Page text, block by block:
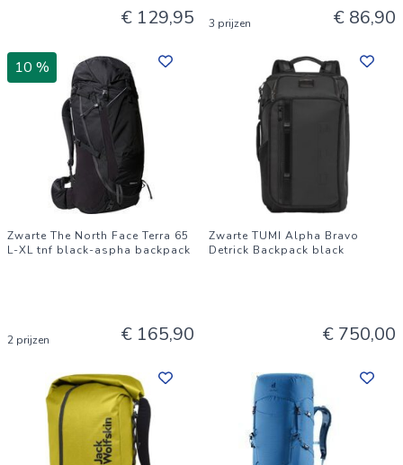
€ 129,95 3 prijzen € 86,90
10 %
Zwarte The North Face Terra 65
L-XL tnf black-aspha backpack
2 prijzen € 165,90
Zwarte TUMI Alpha Bravo
Detrick Backpack black
€ 750,00